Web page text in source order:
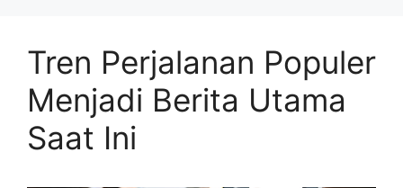
Tren Perjalanan Populer
Menjadi Berita Utama
Saat Ini